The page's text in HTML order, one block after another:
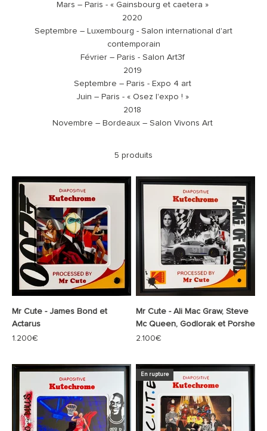
Mars – Paris - « Gainsbourg et caetera »
2020
Septembre – Luxembourg - Salon international d'art
contemporain
Février – Paris - Salon Art3f
2019
Septembre – Paris - Expo 4 art
Juin – Paris - « Osez l'expo ! »
2018
Novembre – Bordeaux – Salon Vivons Art
5 produits
Mr Cute - James Bond et
Actarus
Prix de vente
1.200€
Mr Cute - Ali Mac Graw, Steve
Mc Queen, Godlorak et Porshe
Prix de vente
2.100€
En rupture